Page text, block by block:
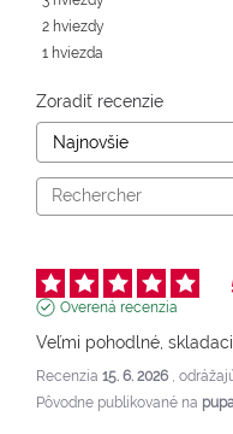
2 hviezdy
1 hviezda
Zoradiť recenzie
Overená recenzia
Veľmi pohodlné,
Recenzia 15. 6. 2026 ,
Pôvodne publikované na